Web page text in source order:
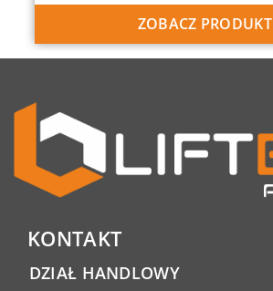
ZOBACZ PRODUKT
KONTAKT
DZIAŁ HANDLOWY